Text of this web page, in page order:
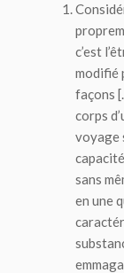
c’est
modifié
façons
corps
voyage
sans
en une